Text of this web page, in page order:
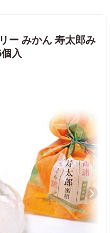
ー みかん 寿太郎み
入